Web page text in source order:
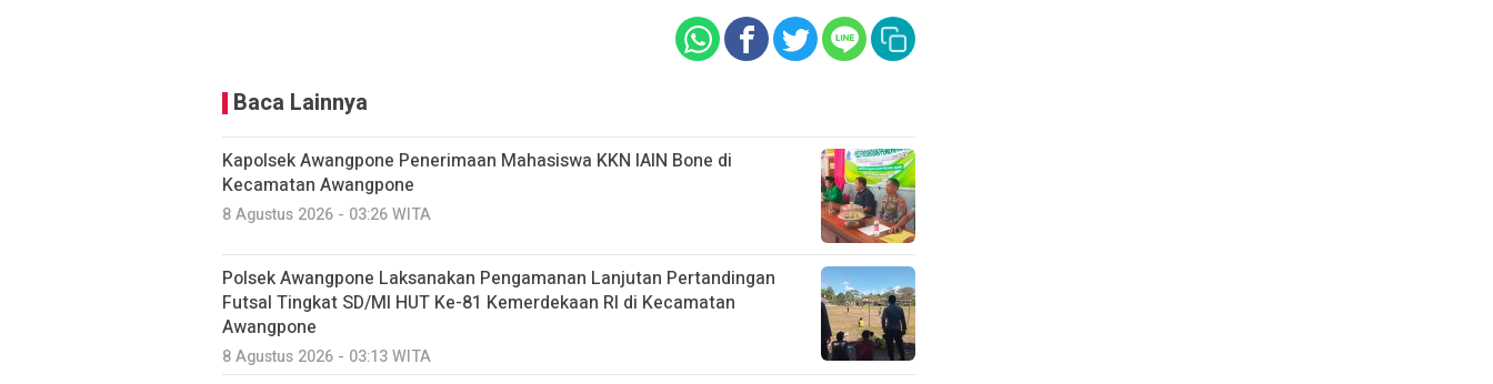
Baca Lainnya
‎Kapolsek Awangpone Penerimaan Mahasiswa KKN IAIN Bone di
Kecamatan Awangpone
8 Agustus 2026 - 03:26 WITA
Polsek Awangpone Laksanakan Pengamanan Lanjutan Pertandingan
Futsal Tingkat SD/MI HUT Ke-81 Kemerdekaan RI di Kecamatan
Awangpone
8 Agustus 2026 - 03:13 WITA